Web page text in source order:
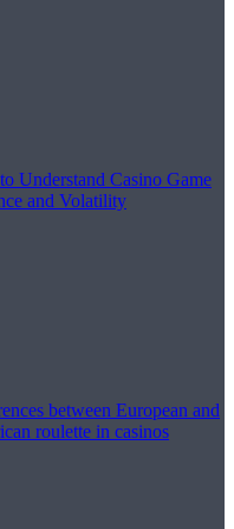
Understand Casino Game
and Volatility
between European and
roulette in casinos